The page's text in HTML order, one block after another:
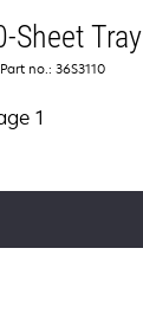
Sheet Tray
Part no.: 36S3110